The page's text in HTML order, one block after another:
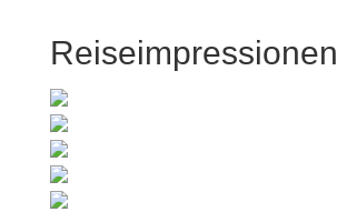
Reiseimpressionen